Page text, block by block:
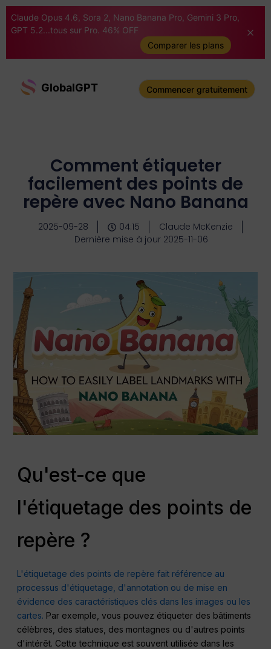
Claude Opus 4.6, Sora 2, Nano Banana Pro, Gemini 3 Pro,
GPT 5.2...tous sur Pro. 46% OFF
Comparer les plans
GlobalGPT Commencer gratuitement
Comment étiqueter
facilement des points de
repère avec Nano Banana
2025-09-28 04:15
Claude McKenzie
Dernière mise à jour 2025-11-06
Qu'est-ce que
l'étiquetage des points de
repère ?
L'étiquetage des points de repère fait référence au
processus d'étiquetage, d'annotation ou de mise en
évidence des caractéristiques clés dans les images ou les
cartes. Par exemple, vous pouvez étiqueter des bâtiments
célèbres, des statues, des montagnes ou d'autres points
d'intérêt. Cette technique est souvent utilisée dans les